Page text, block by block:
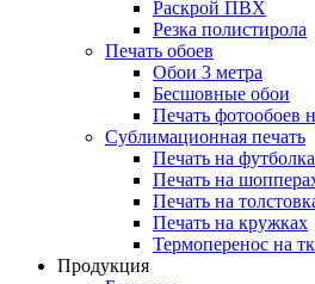
Раскрой ПВХ
Резка полистирола
Печать обоев
Обои 3 метра
Бесшовные обои
Печать фотообоев
Сублимационная печать
Печать на
Печать на
Печать на
Печать на кружках
Термоперенос на
Продукция